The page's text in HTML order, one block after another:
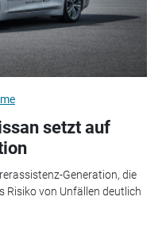
setzt auf
Generation, die
Risiko von Unfällen deutlich